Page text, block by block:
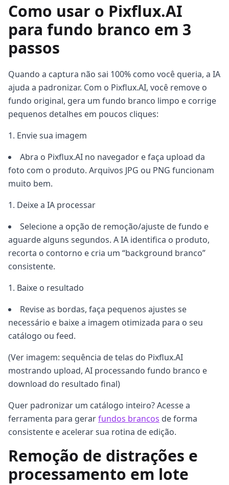
Como usar o Pixflux.AI
para fundo branco em 3
passos
Quando a captura não sai 100% como você queria, a IA
ajuda a padronizar. Com o Pixflux.AI, você remove o
fundo original, gera um fundo branco limpo e corrige
pequenos detalhes em poucos cliques:
Envie sua imagem
Abra o Pixflux.AI no navegador e faça upload da
foto com o produto. Arquivos JPG ou PNG funcionam
muito bem.
Deixe a IA processar
Selecione a opção de remoção/ajuste de fundo e
aguarde alguns segundos. A IA identifica o produto,
recorta o contorno e cria um “background branco”
consistente.
Baixe o resultado
Revise as bordas, faça pequenos ajustes se
necessário e baixe a imagem otimizada para o seu
catálogo ou feed.
(Ver imagem: sequência de telas do Pixflux.AI
mostrando upload, AI processando fundo branco e
download do resultado final)
Quer padronizar um catálogo inteiro? Acesse a
ferramenta para gerarfundos brancos de forma
consistente e acelerar sua rotina de edição.
Remoção de distrações e
processamento em lote